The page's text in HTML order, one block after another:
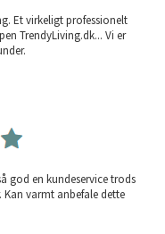
Et virkeligt professionelt
TrendyLiving.dk... Vi er
god en kundeservice trods
varmt anbefale dette